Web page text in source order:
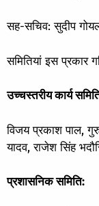
सह-सचिव: सुदीप
समितियां इस प्रकार
उच्चस्तरीय कार्य
विजय प्रकाश पाल,
यादव, राजेश सिंह
प्रशासनिक समिति: